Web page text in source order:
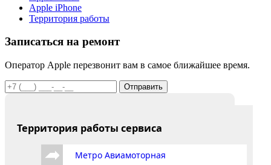
Apple iPhone
Территория работы
Записаться на ремонт
Оператор Apple перезвонит вам в самое ближайшее время.
Отправить
Территория работы сервиса
Метро Авиамоторная